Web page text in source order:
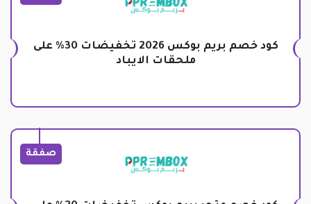
كود خصم بريم بوكس 2026 تخفيضات 30% على
ملحقات الايباد
صفقة